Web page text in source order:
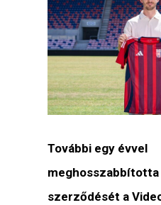
További egy évvel
szerződését a